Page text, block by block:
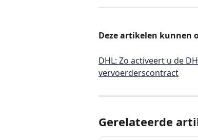
Deze artikelen kunnen
DHL: Zo activeert u de
vervoerderscontract
Gerelateerde